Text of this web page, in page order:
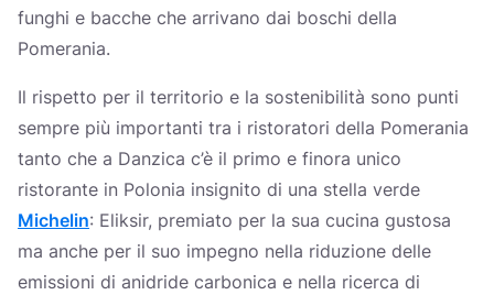
funghi e bacche che arrivano dai boschi della
Pomerania.
Il rispetto per il territorio e la sostenibilità sono punti
sempre più importanti tra i ristoratori della Pomerania
tanto che a Danzica c’è il primo e finora unico
ristorante in Polonia insignito di una stella verde
Michelin: Eliksir, premiato per la sua cucina gustosa
ma anche per il suo impegno nella riduzione delle
emissioni di anidride carbonica e nella ricerca di